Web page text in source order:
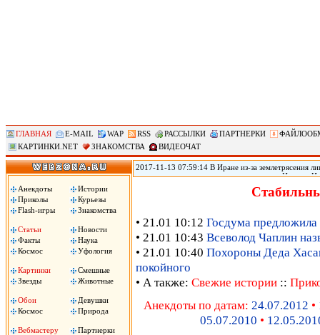
ГЛАВНАЯ E-MAIL WAP RSS РАССЫЛКИ ПАРТНЕРКИ
КАРТИНКИ.NET
ЗНАКОМСТВА ВИДЕОЧАТ
Анекдоты
Истории
Приколы
Курьезы
Flash-игры
Знакомства
Статьи
Новости
Факты
Наука
Космос
Уфология
Картинки
Смешные
Звезды
Животные
Обои
Девушки
Космос
Природа
Вебмастеру
Партнерки
2017-11-13 07:59:14 В Иране из-за землетрясения
произошедшего в воскресенье на границе Ирана с
вырасти, передает РИА «Новости».
• 21.01 10:12 Госдума предложила
• 21.01 10:43 Всеволод Чаплин
• 21.01 10:40 Похороны Деда
покойного
• А также: Свежие истории ::
Анекдоты по датам: 24.07.2012 •
05.07.2010 •